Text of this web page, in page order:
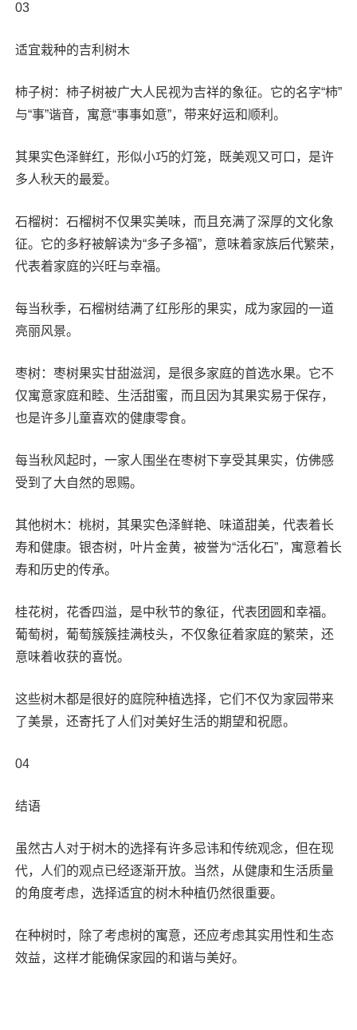
03
适宜栽种的吉利树木
柿子树：柿子树被广大人民视为吉祥的象征。它的名字“柿”
与“事”谐音，寓意“事事如意”，带来好运和顺利。
其果实色泽鲜红，形似小巧的灯笼，既美观又可口，是许
多人秋天的最爱。
石榴树：石榴树不仅果实美味，而且充满了深厚的文化象
征。它的多籽被解读为“多子多福”，意味着家族后代繁荣，
代表着家庭的兴旺与幸福。
每当秋季，石榴树结满了红彤彤的果实，成为家园的一道
亮丽风景。
枣树：枣树果实甘甜滋润，是很多家庭的首选水果。它不
仅寓意家庭和睦、生活甜蜜，而且因为其果实易于保存，
也是许多儿童喜欢的健康零食。
每当秋风起时，一家人围坐在枣树下享受其果实，仿佛感
受到了大自然的恩赐。
其他树木：桃树，其果实色泽鲜艳、味道甜美，代表着长
寿和健康。银杏树，叶片金黄，被誉为“活化石”，寓意着长
寿和历史的传承。
桂花树，花香四溢，是中秋节的象征，代表团圆和幸福。
葡萄树，葡萄簇簇挂满枝头，不仅象征着家庭的繁荣，还
意味着收获的喜悦。
这些树木都是很好的庭院种植选择，它们不仅为家园带来
了美景，还寄托了人们对美好生活的期望和祝愿。
04
结语
虽然古人对于树木的选择有许多忌讳和传统观念，但在现
代，人们的观点已经逐渐开放。当然，从健康和生活质量
的角度考虑，选择适宜的树木种植仍然很重要。
在种树时，除了考虑树的寓意，还应考虑其实用性和生态
效益，这样才能确保家园的和谐与美好。